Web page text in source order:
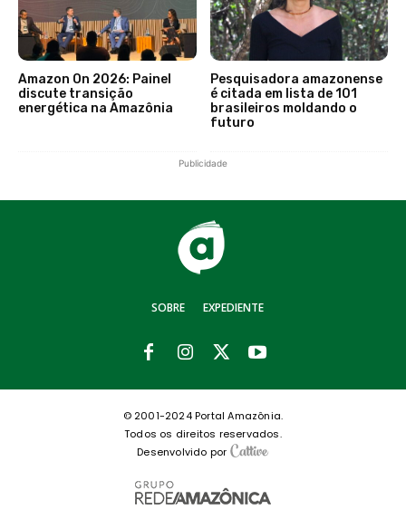
Amazon On 2026: Painel
discute transição
energética na Amazônia
Pesquisadora amazonense
é citada em lista de 101
brasileiros moldando o
futuro
Publicidade
SOBRE EXPEDIENTE
© 2001-2024 Portal Amazônia.
Todos os direitos reservados.
Desenvolvido por